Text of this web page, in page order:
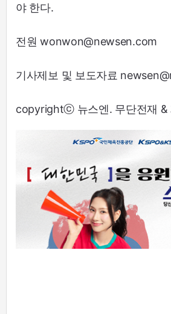
야 한다.
전원 wonwon@newsen.com
기사제보 및 보도자료
copyrightⓒ 뉴스엔. 무단전재 &